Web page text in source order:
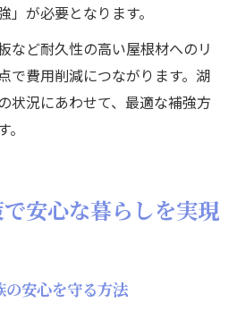
」が必要となります。
など耐久性の高い屋根材へのリ
で費用削減につながります。湖
状況にあわせて、最適な補強方
安心な暮らしを実現
の安心を守る方法